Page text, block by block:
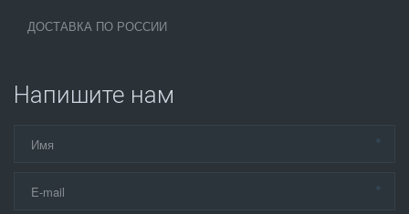
ДОСТАВКА ПО РОССИИ
Напишите нам
*
*